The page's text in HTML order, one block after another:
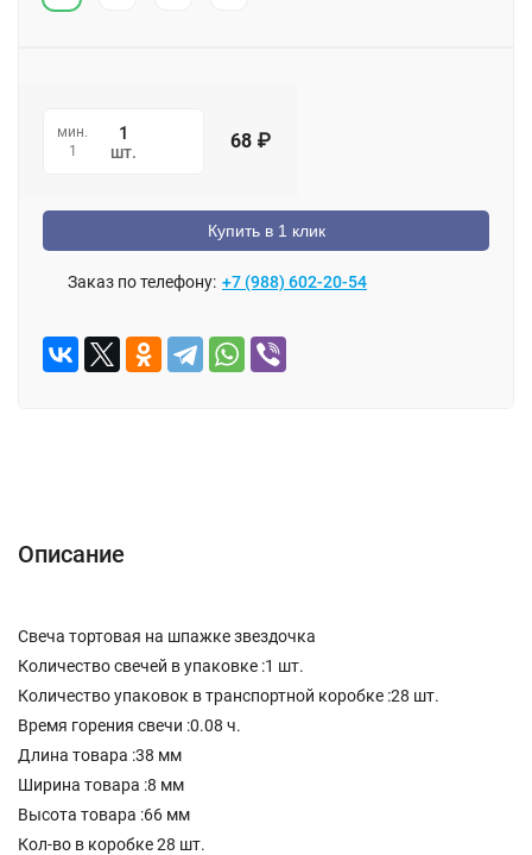
мин.
1
шт. 68 ₽
Купить в 1 клик
Заказ по телефону: +7 (988) 602-20-54
Описание
Свеча тортовая на шпажке звездочка
Количество свечей в упаковке :1 шт.
Количество упаковок в транспортной коробке :28 шт.
Время горения свечи :0.08 ч.
Длина товара :38 мм
Ширина товара :8 мм
Высота товара :66 мм
Кол-во в коробке 28 шт.